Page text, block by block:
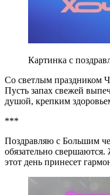
Картинка с
Со светлым праздником
Пусть запах свежей
душой, крепким
***
Поздравляю с Большим
обязательно
этот день принесет